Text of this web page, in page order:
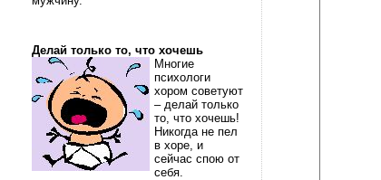
Делай только то, что хочешь
Многие
психологи
хором советуют
– делай только
то, что хочешь!
Никогда не пел
в хоре, и
сейчас спою от
себя.